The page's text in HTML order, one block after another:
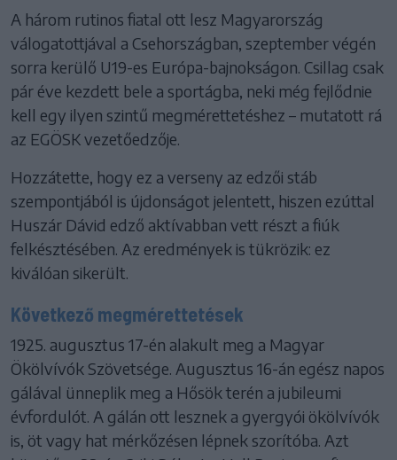
A három rutinos fiatal ott lesz Magyarország
válogatottjával a Csehországban, szeptember végén
sorra kerülő U19-es Európa-bajnokságon. Csillag csak
pár éve kezdett bele a sportágba, neki még fejlődnie
kell egy ilyen szintű megmérettetéshez – mutatott rá
az EGÖSK vezetőedzője.
Hozzátette, hogy ez a verseny az edzői stáb
szempontjából is újdonságot jelentett, hiszen ezúttal
Huszár Dávid edző aktívabban vett részt a fiúk
felkésztésében. Az eredmények is tükrözik: ez
kiválóan sikerült.
Következő megmérettetések
1925. augusztus 17-én alakult meg a Magyar
Ökölvívók Szövetsége. Augusztus 16-án egész napos
gálával ünneplik meg a Hősök terén a jubileumi
évfordulót. A gálán ott lesznek a gyergyói ökölvívók
is, öt vagy hat mérkőzésen lépnek szorítóba. Azt